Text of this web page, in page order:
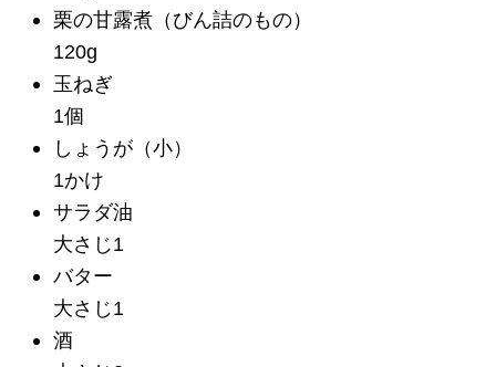
栗の甘露煮 （びん詰のもの）
120g
玉ねぎ
1個
しょうが （小）
1かけ
サラダ油
大さじ1
バター
大さじ1
酒